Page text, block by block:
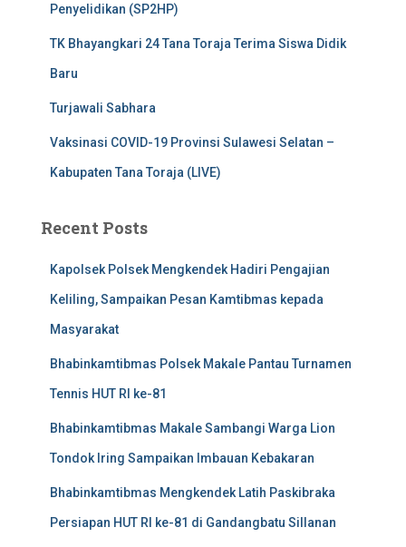
Penyelidikan (SP2HP)
TK Bhayangkari 24 Tana Toraja Terima Siswa Didik
Baru
Turjawali Sabhara
Vaksinasi COVID-19 Provinsi Sulawesi Selatan –
Kabupaten Tana Toraja (LIVE)
Recent Posts
Kapolsek Polsek Mengkendek Hadiri Pengajian
Keliling, Sampaikan Pesan Kamtibmas kepada
Masyarakat
Bhabinkamtibmas Polsek Makale Pantau Turnamen
Tennis HUT RI ke-81
Bhabinkamtibmas Makale Sambangi Warga Lion
Tondok Iring Sampaikan Imbauan Kebakaran
Bhabinkamtibmas Mengkendek Latih Paskibraka
Persiapan HUT RI ke-81 di Gandangbatu Sillanan